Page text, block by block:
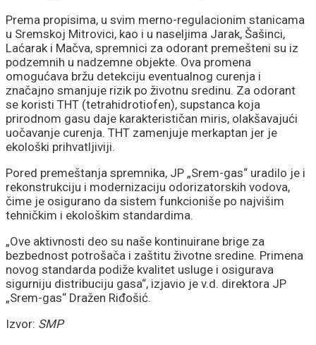
pojačane službe
Prema propisima, u svim merno-regulacionim stanicama
u Sremskoj Mitrovici, kao i u naseljima Jarak, Šašinci,
Laćarak i Mačva, spremnici za odorant premešteni su iz
podzemnih u nadzemne objekte. Ova promena
omogućava bržu detekciju eventualnog curenja i
značajno smanjuje rizik po životnu sredinu. Za odorant
se koristi THT (tetrahidrotiofen), supstanca koja
prirodnom gasu daje karakterističan miris, olakšavajući
uočavanje curenja. THT zamenjuje merkaptan jer je
ekološki prihvatljiviji.
Pored premeštanja spremnika, JP „Srem-gas“ uradilo je i
rekonstrukciju i modernizaciju odorizatorskih vodova,
čime je osigurano da sistem funkcioniše po najvišim
tehničkim i ekološkim standardima.
„Ove aktivnosti deo su naše kontinuirane brige za
bezbednost potrošača i zaštitu životne sredine. Primena
novog standarda podiže kvalitet usluge i osigurava
sigurniju distribuciju gasa“, izjavio je v.d. direktora JP
„Srem-gas“ Dražen Riđošić.
Izvor: SMP